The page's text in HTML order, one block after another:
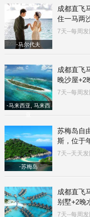
-马尔代夫
成都直飞
住一马两
7天--每周发
-马来西亚, 马来西
亚
成都直飞
晚沙屋+2
7天--每周发
-苏梅岛
苏梅岛自
斯，位于
7天--天天发
成都直飞
别墅+2晚
7天--每周发